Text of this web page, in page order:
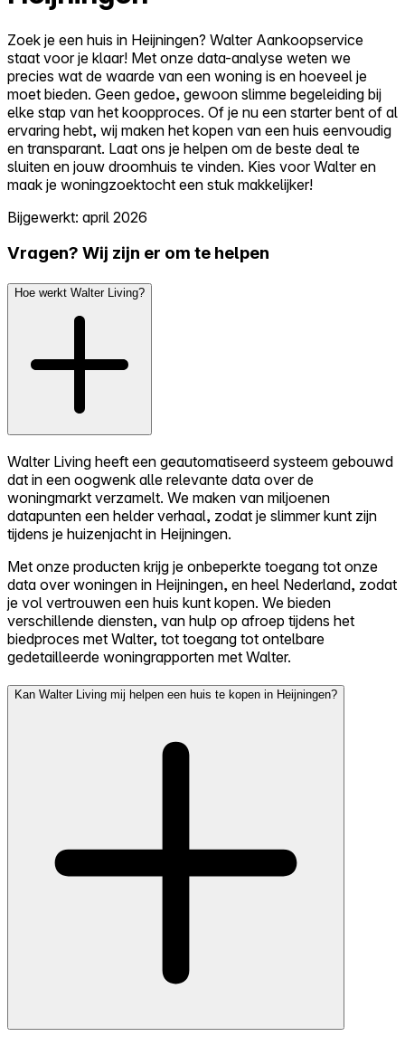
Zoek je een huis in Heijningen? Walter Aankoopservice
staat voor je klaar! Met onze data-analyse weten we
precies wat de waarde van een woning is en hoeveel je
moet bieden. Geen gedoe, gewoon slimme begeleiding bij
elke stap van het koopproces. Of je nu een starter bent of al
ervaring hebt, wij maken het kopen van een huis eenvoudig
en transparant. Laat ons je helpen om de beste deal te
sluiten en jouw droomhuis te vinden. Kies voor Walter en
maak je woningzoektocht een stuk makkelijker!
Bijgewerkt: april 2026
Vragen? Wij zijn er om te helpen
Hoe werkt Walter Living?
Walter Living heeft een geautomatiseerd systeem gebouwd
dat in een oogwenk alle relevante data over de
woningmarkt verzamelt. We maken van miljoenen
datapunten een helder verhaal, zodat je slimmer kunt zijn
tijdens je huizenjacht in Heijningen.
Met onze producten krijg je onbeperkte toegang tot onze
data over woningen in Heijningen, en heel Nederland, zodat
je vol vertrouwen een huis kunt kopen. We bieden
verschillende diensten, van hulp op afroep tijdens het
biedproces met Walter, tot toegang tot ontelbare
gedetailleerde woningrapporten met Walter.
Kan Walter Living mij helpen een huis te kopen in Heijningen?